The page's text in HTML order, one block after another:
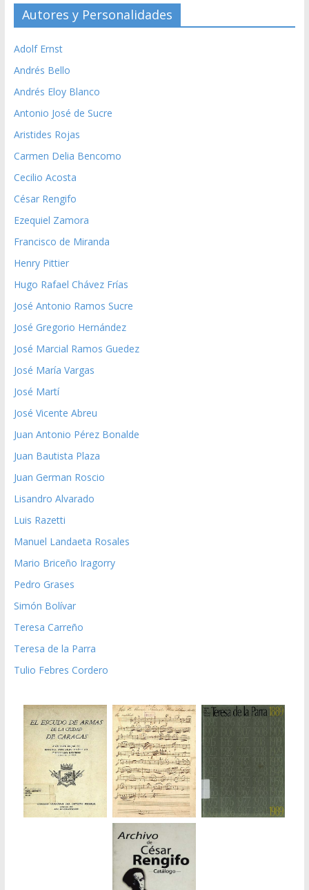
Autores y Personalidades
Adolf Ernst
Andrés Bello
Andrés Eloy Blanco
Antonio José de Sucre
Aristides Rojas
Carmen Delia Bencomo
Cecilio Acosta
César Rengifo
Ezequiel Zamora
Francisco de Miranda
Henry Pittier
Hugo Rafael Chávez Frías
José Antonio Ramos Sucre
José Gregorio Hernández
José Marcial Ramos Guedez
José María Vargas
José Martí
José Vicente Abreu
Juan Antonio Pérez Bonalde
Juan Bautista Plaza
Juan German Roscio
Lisandro Alvarado
Luis Razetti
Manuel Landaeta Rosales
Mario Briceño Iragorry
Pedro Grases
Simón Bolívar
Teresa Carreño
Teresa de la Parra
Tulio Febres Cordero